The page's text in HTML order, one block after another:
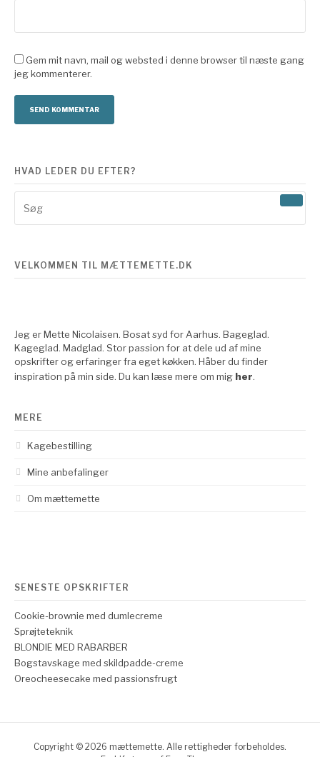
Gem mit navn, mail og websted i denne browser til næste gang
jeg kommenterer.
HVAD LEDER DU EFTER?
efter:
VELKOMMEN TIL MÆTTEMETTE.DK
Jeg er Mette Nicolaisen. Bosat syd for Aarhus. Bageglad.
Kageglad. Madglad. Stor passion for at dele ud af mine
opskrifter og erfaringer fra eget køkken. Håber du finder
inspiration på min side. Du kan læse mere om mig her.
MERE
Kagebestilling
Mine anbefalinger
Om mættemette
SENESTE OPSKRIFTER
Cookie-brownie med dumlecreme
Sprøjteteknik
BLONDIE MED RABARBER
Bogstavskage med skildpadde-creme
Oreocheesecake med passionsfrugt
Copyright © 2026 mættemette. Alle rettigheder forbeholdes.